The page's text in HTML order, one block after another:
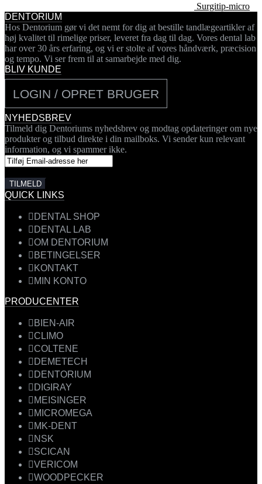
Surgitip-micro
DENTORIUM
Hos Dentorium gør vi det nemt for dig at bestille tandlægeartikler af
høj kvalitet til rimelige priser, leveret fra dag til dag. Vores dental lab
har over 30 års erfaring, og vi er stolte af vores håndværk, præcision
og tempo. Vi ser frem til at samarbejde med dig.
BLIV KUNDE
LOGIN / OPRET BRUGER
NYHEDSBREV
Tilmeld dig Dentoriums nyhedsbrev og modtag opdateringer om nye
produkter og tilbud direkte i din mailboks. Vi sender kun relevant
information, og vi spammer ikke.
QUICK LINKS
DENTAL SHOP
DENTAL LAB
OM DENTORIUM
BETINGELSER
KONTAKT
MIN KONTO
PRODUCENTER
BIEN-AIR
CLIMO
COLTENE
DEMETECH
DENTORIUM
DIGIRAY
MEISINGER
MICROMEGA
MK-DENT
NSK
SCICAN
VERICOM
WOODPECKER